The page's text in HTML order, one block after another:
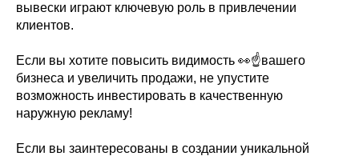
вывески играют ключевую роль в привлечении
клиентов.
Если вы хотите повысить видимость 👀☝️вашего
бизнеса и увеличить продажи, не упустите
возможность инвестировать в качественную
наружную рекламу!
Если вы заинтересованы в создании уникальной